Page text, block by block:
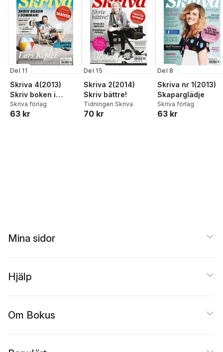
Del 11
Skriva 4(2013)
Skriv boken i
sommar!
Skriva förlag
63 kr
Del 15
Skriva 2(2014)
Skriv bättre!
Tidningen Skriva
70 kr
Del 8
Skriva nr 1(2013)
Skaparglädje
Skriva förlag
63 kr
Mina sidor
Hjälp
Om Bokus